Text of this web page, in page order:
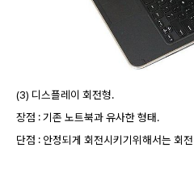
(3) 디스플레이 회전형.
장점 : 기존 노트북과 유사한 형태.
단점 : 안정되게 회전시키기위해서는 회